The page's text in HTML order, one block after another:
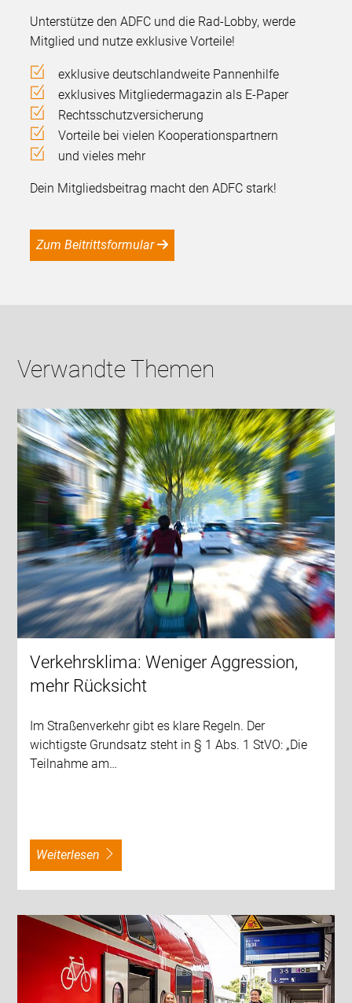
Unterstütze den ADFC und die Rad-Lobby, werde
Mitglied und nutze exklusive Vorteile!
exklusive deutschlandweite Pannenhilfe
exklusives Mitgliedermagazin als E-Paper
Rechtsschutzversicherung
Vorteile bei vielen Kooperationspartnern
und vieles mehr
Dein Mitgliedsbeitrag macht den ADFC stark!
Zum Beitrittsformular
Verwandte Themen
Verkehrsklima: Weniger Aggression,
mehr Rücksicht
Im Straßenverkehr gibt es klare Regeln. Der
wichtigste Grundsatz steht in § 1 Abs. 1 StVO: „Die
Teilnahme am…
weiterlesen